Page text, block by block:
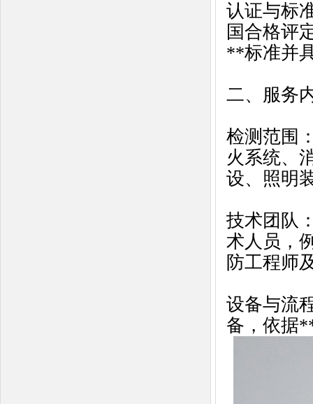
认证与标
国合格评
**标准并
二、服务
检测范围‌
火系统、
设、照明
技术团队‌
术人员，
防工程师
设备与流
备，依据